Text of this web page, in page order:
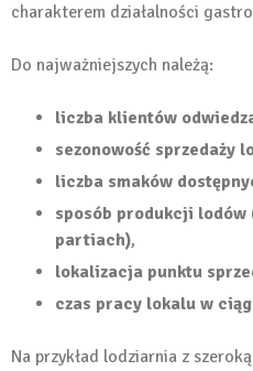
charakterem działalności
Do najważniejszych należą:
liczba klientów
sezonowość sprzedaży
liczba smaków
sposób produkcji lodów
partiach),
lokalizacja punktu
czas pracy lokalu w
Na przykład lodziarnia z